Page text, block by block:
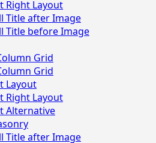
Right Layout
Title after Image
Title before Image
Grid
Grid
Layout
Right Layout
Alternative
Title after Image